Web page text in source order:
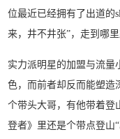
位最近已经拥有了出道
来，井不井张”，走到哪
实力派明星的加盟与流
色，而前者却反而能塑造
个带头大哥，有他带着登
登者》里还是个带点登山